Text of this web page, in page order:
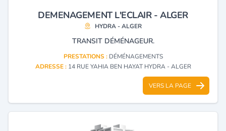
DEMENAGEMENT L'ECLAIR - ALGER
HYDRA - ALGER
TRANSIT DÉMÉNAGEUR.
PRESTATIONS : DÉMÉNAGEMENTS
ADRESSE : 14 RUE YAHIA BEN HAYAT HYDRA - ALGER
VERS LA PAGE